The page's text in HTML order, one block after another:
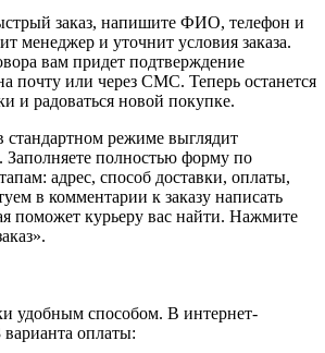
заказ, напишите ФИО, телефон и
менеджер и уточнит условия заказа.
вам придет подтверждение
почту или через СМС. Теперь останется
и радоваться новой покупке.
стандартном режиме выглядит
полностью форму по
адрес, способ доставки, оплаты,
в комментарии к заказу написать
поможет курьеру вас найти. Нажмите
удобным способом. В интернет-
оплаты: